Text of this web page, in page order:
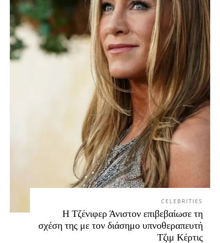
CELEBRITIES
Η Τζένιφερ Άνιστον επιβεβαίωσε τη
σχέση της με τον διάσημο υπνοθεραπευτή
Τζιμ Κέρτις